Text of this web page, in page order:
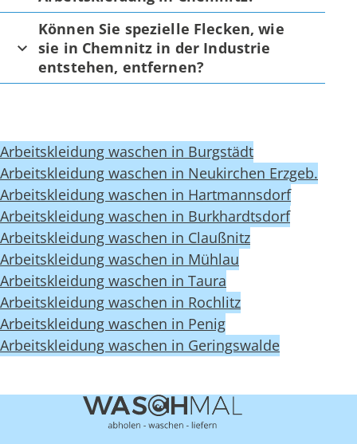
Können Sie spezielle Flecken, wie
sie in Chemnitz in der Industrie
entstehen, entfernen?
Arbeitskleidung waschen in Burgstädt
Arbeitskleidung waschen in Neukirchen Erzgeb.
Arbeitskleidung waschen in Hartmannsdorf
Arbeitskleidung waschen in Burkhardtsdorf
Arbeitskleidung waschen in Claußnitz
Arbeitskleidung waschen in Mühlau
Arbeitskleidung waschen in Taura
Arbeitskleidung waschen in Rochlitz
Arbeitskleidung waschen in Penig
Arbeitskleidung waschen in Geringswalde